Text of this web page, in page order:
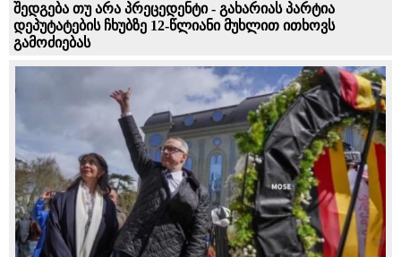
შედგება თუ არა პრეცედენტი - გახარიას პარტია
დეპუტატების ჩხუბზე 12-წლიანი მუხლით ითხოვს
გამოძიებას